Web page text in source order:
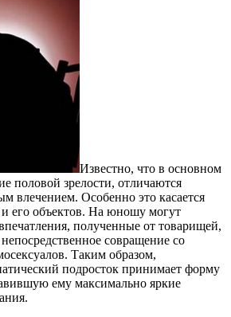
Известно, что в основном
половой зрелости, отличаются
влечением. Особенно это касается
и его объектов. На юношу могут
полученные от товарищей,
совращение со
Таким образом,
подросток принимает форму
ему максимально яркие